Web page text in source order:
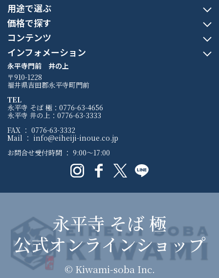
用途で選ぶ
価格で探す
コンテンツ
インフォメーション
永平寺門前 井の上
〒910-1228
福井県吉田郡永平寺町門前
TEL
永平寺 そば 極：0776-63-4656
永平寺 井の上：0776-63-3333
FAX ： 0776-63-3332
Mail ： info@eiheiji-inoue.co.jp
お問合せ受付時間 ： 9:00〜17:00
永平寺 そば 極
公式オンラインショップ
© Kiwami-soba Inc.